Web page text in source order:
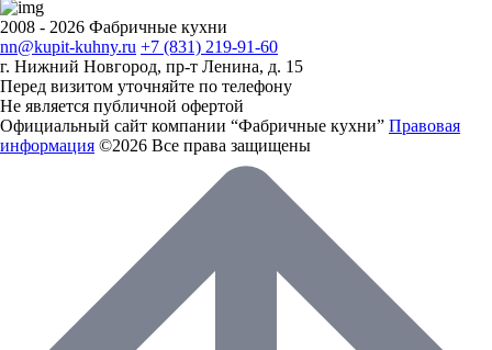
2008 - 2026 Фабричные кухни
nn@kupit-kuhny.ru +7 (831) 219-91-60
г. Нижний Новгород, пр-т Ленина, д. 15
Перед визитом уточняйте по телефону
Не является публичной офертой
Официальный сайт компании “Фабричные кухни” Правовая
информация ©2026 Все права защищены